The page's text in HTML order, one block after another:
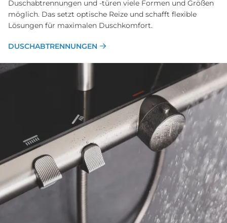
Dusch­abtrennungen und -türen viele Formen und Größen
möglich. Das setzt optische Reize und schafft flexible
Lösungen für maximalen Dusch­komfort.
DUSCHABTRENNUNGEN